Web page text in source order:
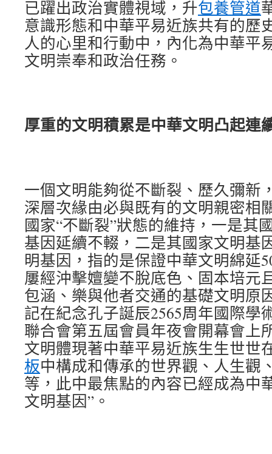
已躍出政治實體視域，升包養管道
意識形態和中華平易近族共有的歷
人的心里和行動中，內化為中華平
文明崇奉和政治任務。
厚重的文明積累是中華文明凸起連
一個文明能夠從不斷裂、歷久彌新
深層次緣由必與既有的文明親密相
國家“不斷裂”狀態的維持，一是其
基因延續不輟，二是其國家文明基
明基因，指的是保證中華文明綿延
屢經沖擊嬗變不脫底色、固本培元
包涵、樂與他者交通的基礎文明原
記在紀念孔子誕辰2565周年國際學
聯合會第五屆會員年夜會開幕會上
文明體現著中華平易近族生生世世
板中構成和傳承的世界觀、人生觀
等，此中最焦點的內容已經成為中
文明基因”。